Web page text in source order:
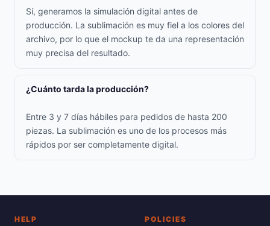
Sí, generamos la simulación digital antes de
producción. La sublimación es muy fiel a los colores del
archivo, por lo que el mockup te da una representación
muy precisa del resultado.
¿Cuánto tarda la producción?
Entre 3 y 7 días hábiles para pedidos de hasta 200
piezas. La sublimación es uno de los procesos más
rápidos por ser completamente digital.
HELP POLICIES